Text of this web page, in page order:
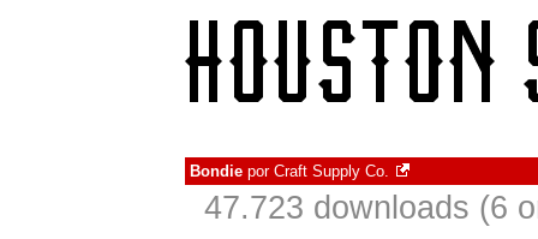
Bondie por Craft Supply Co.
47.723 downloads (6